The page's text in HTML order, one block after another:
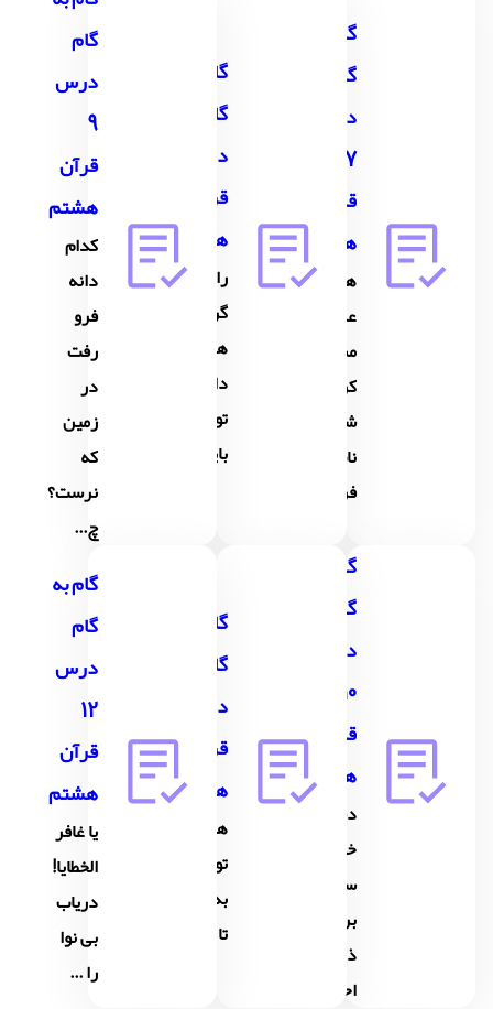
گام به
گام
درس
7
قرآن
هشتم
هر روزِ
عمر
مشق
کن این
شعر
ناب را
فر...
گام به
گام
قرآن
هشتم
راهرو
گر صد
هنر
دارد،
توکل
بایدش
گام
درس
9
قرآن
هشتم
کدام
دانه
فرو
رفت
در
زمین
که
نرست؟
چ...
گام به
گام
درس
10
قرآن
هشتم
دستور
خدا،
سلام
برتوست
ذکر تو و
احتر...
گام به
گام
قرآن
هشتم
همنشین
تو از تو
به باشد
تا تو را...
گام به
گام
درس
12
قرآن
هشتم
یا غافر
الخطایا!
دریاب
بی نوا
را ...